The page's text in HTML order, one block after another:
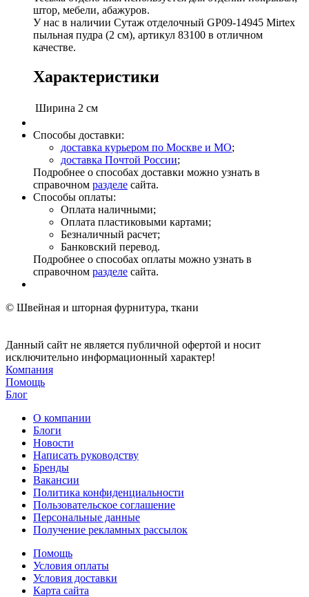
штор, мебели, абажуров.
У нас в наличии Сутаж отделочный GP09-14945 Mirtex
пыльная пудра (2 см), артикул 83100 в отличном
качестве.
Характеристики
Ширина 2 см
Способы доставки:
доставка курьером по Москве и МО;
доставка Почтой России;
Подробнее о способах доставки можно узнать в
справочном разделе сайта.
Способы оплаты:
Оплата наличными;
Оплата пластиковыми картами;
Безналичный расчет;
Банковский перевод.
Подробнее о способах оплаты можно узнать в
справочном разделе сайта.
© Швейная и шторная фурнитура, ткани
Данный сайт не является публичной офертой и носит
исключительно информационный характер!
Компания
Помощь
Блог
О компании
Блоги
Новости
Написать руководству
Бренды
Вакансии
Политика конфиденциальности
Пользовательское соглашение
Персональные данные
Получение рекламных рассылок
Помощь
Условия оплаты
Условия доставки
Карта сайта